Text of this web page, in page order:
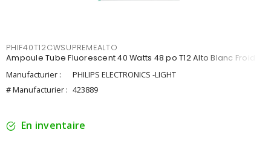
PHIF40T12CWSUPREMEALTO
Ampoule Tube Fluorescent 40 Watts 48 po T12 Alto Blanc Froid
Manufacturier :
PHILIPS ELECTRONICS -LIGHT
# Manufacturier : 423889
En inventaire